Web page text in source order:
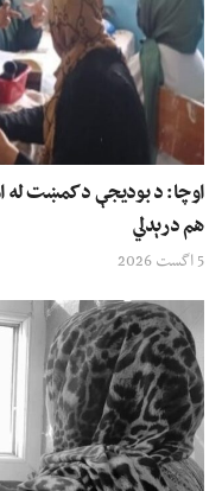
اوچا: د بودیجې د کمښت له
هم درېدلي
5 اگست 2026